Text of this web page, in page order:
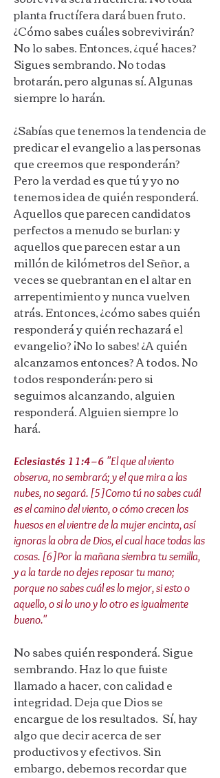
planta fructífera dará buen fruto.
¿Cómo sabes cuáles sobrevivirán?
No lo sabes. Entonces, ¿qué haces?
Sigues sembrando. No todas
brotarán, pero algunas sí. Algunas
siempre lo harán.
¿Sabías que tenemos la tendencia de
predicar el evangelio a las personas
que creemos que responderán?
Pero la verdad es que tú y yo no
tenemos idea de quién responderá.
Aquellos que parecen candidatos
perfectos a menudo se burlan; y
aquellos que parecen estar a un
millón de kilómetros del Señor, a
veces se quebrantan en el altar en
arrepentimiento y nunca vuelven
atrás. Entonces, ¿cómo sabes quién
responderá y quién rechazará el
evangelio? ¡No lo sabes! ¿A quién
alcanzamos entonces? A todos. No
todos responderán; pero si
seguimos alcanzando, alguien
responderá. Alguien siempre lo
hará.
Eclesiastés 11:4–6 "El que al viento
observa, no sembrará; y el que mira a las
nubes, no segará. [5]Como tú no sabes cuál
es el camino del viento, o cómo crecen los
huesos en el vientre de la mujer encinta, así
ignoras la obra de Dios, el cual hace todas las
cosas. [6]Por la mañana siembra tu semilla,
y a la tarde no dejes reposar tu mano;
porque no sabes cuál es lo mejor, si esto o
aquello, o si lo uno y lo otro es igualmente
bueno."
No sabes quién responderá. Sigue
sembrando. Haz lo que fuiste
llamado a hacer, con calidad e
integridad. Deja que Dios se
encargue de los resultados. Sí, hay
algo que decir acerca de ser
productivos y efectivos. Sin
embargo, debemos recordar que